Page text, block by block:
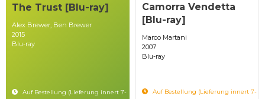
The Trust [Blu-ray]
Alex Brewer, Ben Brewer
2015
Blu-ray
Auf Bestellung (Lieferung innert 7-
Camorra Vendetta
[Blu-ray]
Marco Martani
2007
Blu-ray
Auf Bestellung (Lieferung innert 7-